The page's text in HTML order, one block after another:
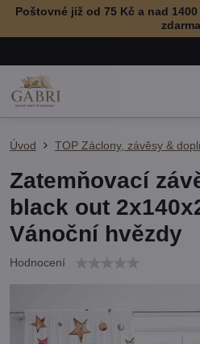
Poštovné již od 75 Kč a nad
zdarma
Úvod TOP Záclony, závěsy &
Zatemňovací
black out
Vánoční hvězdy
Hodnocení